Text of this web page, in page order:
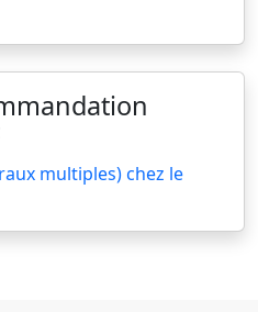
multiples) chez le